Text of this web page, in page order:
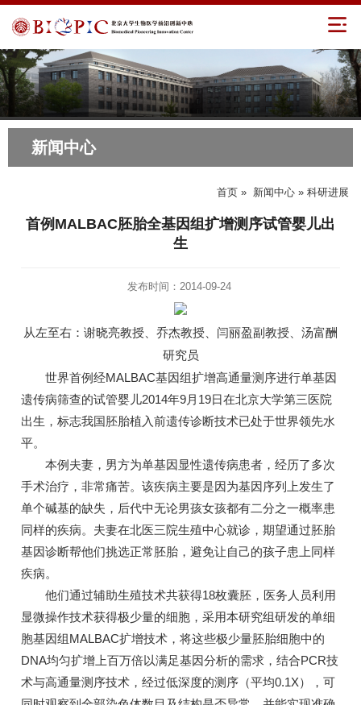
新闻中心
首页 » 新闻中心 » 科研进展
首例MALBAC胚胎全基因组扩增测序试管婴儿出
生
发布时间：2014-09-24
从左至右：谢晓亮教授、乔杰教授、闫丽盈副教授、汤富酬
研究员
世界首例经MALBAC基因组扩增高通量测序进行单基因
遗传病筛查的试管婴儿2014年9月19日在北京大学第三医院
出生，标志我国胚胎植入前遗传诊断技术已处于世界领先水
平。
本例夫妻，男方为单基因显性遗传病患者，经历了多次
手术治疗，非常痛苦。该疾病主要是因为基因序列上发生了
单个碱基的缺失，后代中无论男孩女孩都有二分之一概率患
同样的疾病。夫妻在北医三院生殖中心就诊，期望通过胚胎
基因诊断帮他们挑选正常胚胎，避免让自己的孩子患上同样
疾病。
他们通过辅助生殖技术共获得18枚囊胚，医务人员利用
显微操作技术获得极少量的细胞，采用本研究组研发的单细
胞基因组MALBAC扩增技术，将这些极少量胚胎细胞中的
DNA均匀扩增上百万倍以满足基因分析的需求，结合PCR技
术与高通量测序技术，经过低深度的测序（平均0.1X），可